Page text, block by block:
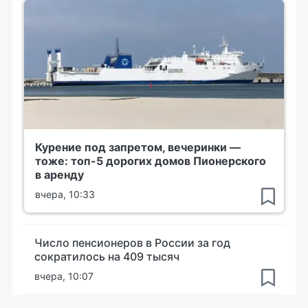
Курение под запретом, вечеринки —
тоже: топ-5 дорогих домов Пионерского
в аренду
вчера, 10:33
Число пенсионеров в России за год
сократилось на 409 тысяч
вчера, 10:07